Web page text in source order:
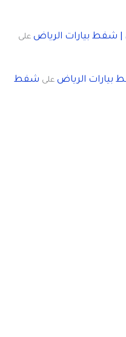
| شفط بيارات الرياض على
الرياض على شفط